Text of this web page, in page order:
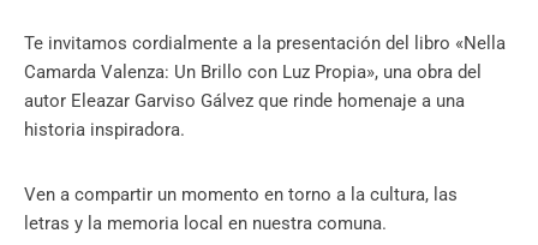
Te invitamos cordialmente a la presentación del libro «Nella
Camarda Valenza: Un Brillo con Luz Propia», una obra del
autor Eleazar Garviso Gálvez que rinde homenaje a una
historia inspiradora.
Ven a compartir un momento en torno a la cultura, las
letras y la memoria local en nuestra comuna.